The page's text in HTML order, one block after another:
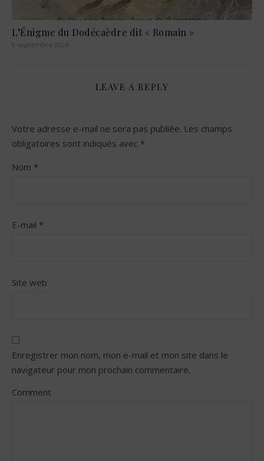
L’Énigme du Dodécaèdre dit « Romain »
9 septembre 2024
LEAVE A REPLY
Votre adresse e-mail ne sera pas publiée. Les champs
obligatoires sont indiqués avec *
Nom *
E-mail *
Site web
Enregistrer mon nom, mon e-mail et mon site dans le
navigateur pour mon prochain commentaire.
Comment